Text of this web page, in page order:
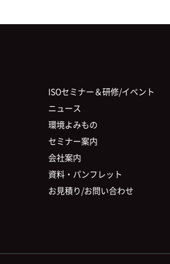
ISOセミナー＆研修/イベント
ニュース
環境よみもの
セミナー案内
会社案内
資料・パンフレット
お見積り/お問い合わせ